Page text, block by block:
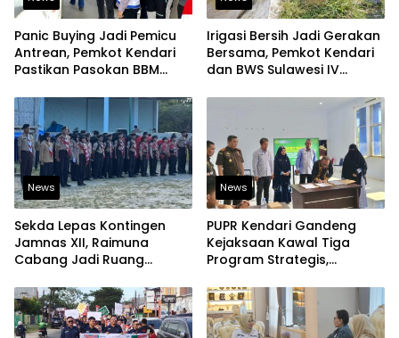
Panic Buying Jadi Pemicu
Antrean, Pemkot Kendari
Pastikan Pasokan BBM
Irigasi Bersih Jadi Gerakan
Bersama, Pemkot Kendari
dan BWS Sulawesi IV
Pangan
News
Sekda Lepas Kontingen
Jamnas XII, Raimuna
Cabang Jadi Ruang
dan Berjiwa Pemimpin
News
PUPR Kendari Gandeng
Kejaksaan Kawal Tiga
Program Strategis,
Bangun Infrastruktur
Berintegritas